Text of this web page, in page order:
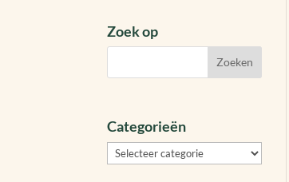
Zoek op
Categorieën
Categorieën